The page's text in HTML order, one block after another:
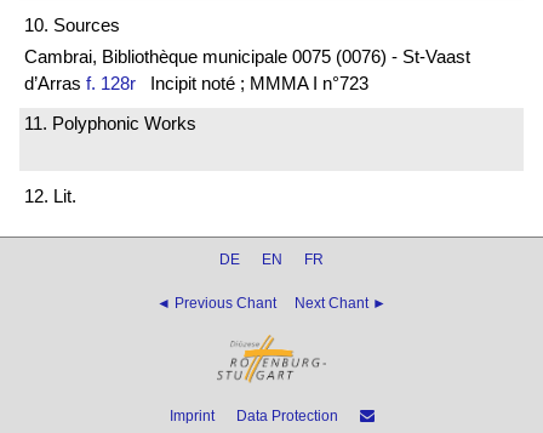
10. Sources
Cambrai, Bibliothèque municipale 0075 (0076) - St-Vaast
d’Arras f. 128r Incipit noté ; MMMA I n°723
11. Polyphonic Works
12. Lit.
DE EN FR
◄ Previous Chant Next Chant ►
Imprint Data Protection